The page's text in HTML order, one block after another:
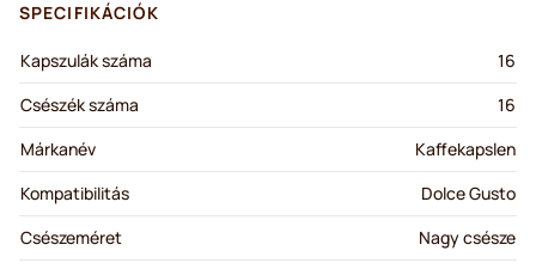
SPECIFIKÁCIÓK
Kapszulák száma
16
Csészék száma
16
Márkanév
Kaffekapslen
Kompatibilitás
Dolce Gusto
Csészeméret
Nagy csésze